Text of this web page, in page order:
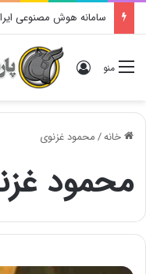
سامانه هوش مصنوعی
منو ورود
خانه/محمود غزنوی
محمود